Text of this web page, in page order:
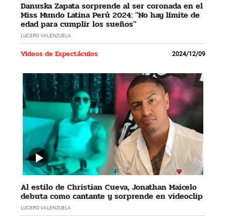
Danuska Zapata sorprende al ser coronada en el
Miss Mundo Latina Perú 2024: "No hay límite de
edad para cumplir los sueños"
LUCERO VALENZUELA
Videos de Espectáculos 2024/12/09
Al estilo de Christian Cueva, Jonathan Maicelo
debuta como cantante y sorprende en videoclip
LUCERO VALENZUELA